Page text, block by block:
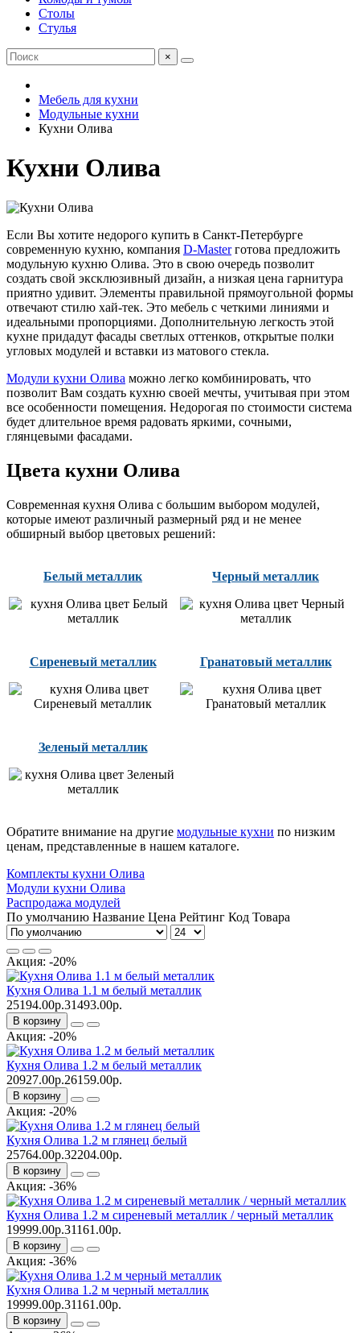
Столы
Стулья
×
Мебель для кухни
Модульные кухни
Кухни Олива
Кухни Олива
Если Вы хотите недорого купить в Санкт-Петербурге
современную кухню, компания D-Masterготова предложить
модульную кухню Олива. Это в свою очередь позволит
создать свой эксклюзивный дизайн, а низкая цена гарнитура
приятно удивит. Элементы правильной прямоугольной формы
отвечают стилю хай-тек. Это мебель с четкими линиями и
идеальными пропорциями. Дополнительную легкость этой
кухне придадут фасады светлых оттенков, открытые полки
угловых модулей и вставки из матового стекла.
Модули кухни Олива можно легко комбинировать, что
позволит Вам создать кухню своей мечты, учитывая при этом
все особенности помещения. Недорогая по стоимости система
будет длительное время радовать яркими, сочными,
глянцевыми фасадами.
Цвета кухни Олива
Современная кухня Олива с большим выбором модулей,
которые имеют различный размерный ряд и не менее
обширный выбор цветовых решений:
Белый металлик Черный металлик
Сиреневый металлик Гранатовый металлик
Зеленый металлик
Обратите внимание на другие модульные кухни по низким
ценам, представленные в нашем каталоге.
Комплекты кухни Олива
Модули кухни Олива
Распродажа модулей
По умолчанию Название Цена Рейтинг Код Товара
Акция: -20%
Кухня Олива 1.1 м белый металлик
25194.00р.31493.00р.
В корзину
Акция: -20%
Кухня Олива 1.2 м белый металлик
20927.00р.26159.00р.
В корзину
Акция: -20%
Кухня Олива 1.2 м глянец белый
25764.00р.32204.00р.
В корзину
Акция: -36%
Кухня Олива 1.2 м сиреневый металлик / черный металлик
19999.00р.31161.00р.
В корзину
Акция: -36%
Кухня Олива 1.2 м черный металлик
19999.00р.31161.00р.
В корзину